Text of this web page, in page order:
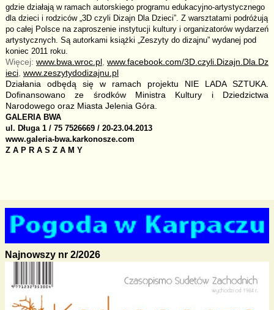
gdzie działają w ramach autorskiego programu edukacyjno-artystycznego
dla dzieci i rodziców „3D czyli Dizajn Dla Dzieci”. Z warsztatami podróżują
po całej Polsce na zaproszenie instytucji kultury i organizatorów wydarzeń
artystycznych. Są autorkami książki „Zeszyty do dizajnu” wydanej pod
koniec 2011 roku.
Więcej: www.bwa.wroc.pl, www.facebook.com/3D.czyli.Dizajn.Dla.Dz
ieci, www.zeszytydodizajnu.pl
Działania odbędą się w ramach projektu NIE LADA SZTUKA.
Dofinansowano ze środków Ministra Kultury i Dziedzictwa
Narodowego oraz Miasta Jelenia Góra.
GALERIA BWA
ul. Długa 1 / 75 7526669 / 20-23.04.2013
www.galeria-bwa.karkonosze.com
Z A P R A S Z A M Y
Najnowszy nr 2/2026